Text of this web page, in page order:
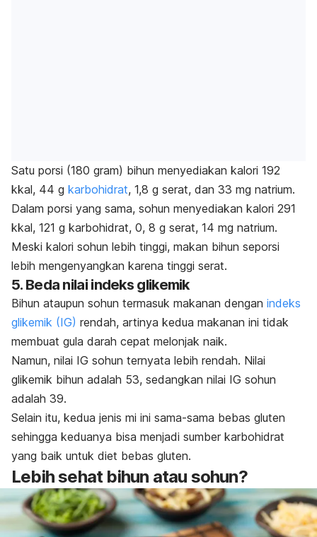
Satu porsi (180 gram) bihun menyediakan kalori 192
kkal, 44 g karbohidrat, 1,8 g serat, dan 33 mg natrium.
Dalam porsi yang sama, sohun menyediakan kalori 291
kkal, 121 g karbohidrat, 0, 8 g serat, 14 mg natrium.
Meski kalori sohun lebih tinggi, makan bihun seporsi
lebih mengenyangkan karena tinggi serat.
5. Beda nilai indeks glikemik
Bihun ataupun sohun termasuk makanan dengan indeks
glikemik (IG) rendah, artinya kedua makanan ini tidak
membuat gula darah cepat melonjak naik.
Namun, nilai IG sohun ternyata lebih rendah. Nilai
glikemik bihun adalah 53, sedangkan nilai IG sohun
adalah 39.
Selain itu, kedua jenis mi ini sama-sama bebas gluten
sehingga keduanya bisa menjadi sumber karbohidrat
yang baik untuk diet bebas gluten.
Lebih sehat bihun atau sohun?